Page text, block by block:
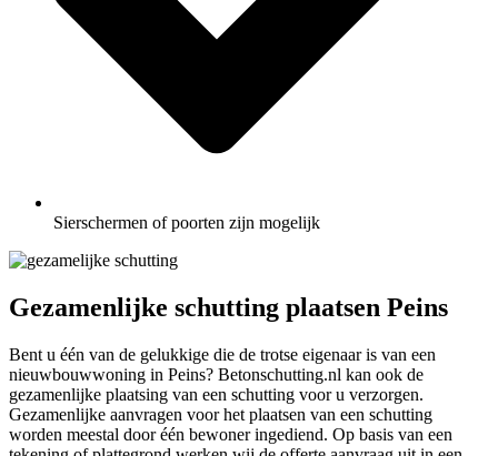
Sierschermen of poorten zijn mogelijk
Gezamenlijke schutting plaatsen Peins
Bent u één van de gelukkige die de trotse eigenaar is van een
nieuwbouwwoning in Peins? Betonschutting.nl kan ook de
gezamenlijke plaatsing van een schutting voor u verzorgen.
Gezamenlijke aanvragen voor het plaatsen van een schutting
worden meestal door één bewoner ingediend. Op basis van een